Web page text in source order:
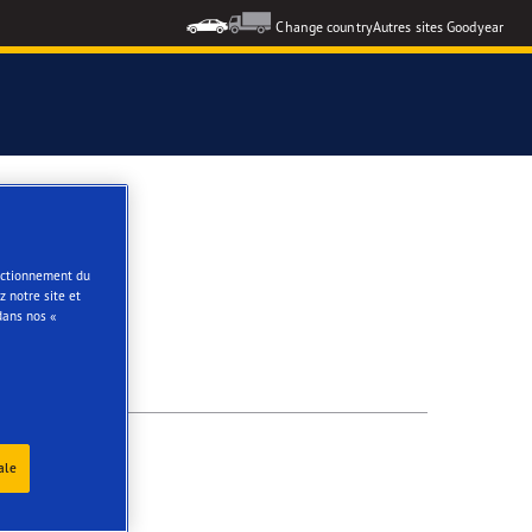
Change countryAutres sites Goodyear
du
notre site et
nos «